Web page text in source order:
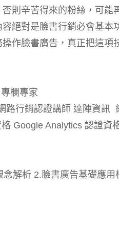
則辛苦得來的粉絲，可
絕對是臉書行銷必會基
作臉書廣告，真正把這項
欄專家
行銷認證講師 達陣資訊
Google Analytics 認證資
解析 2.臉書廣告基礎應